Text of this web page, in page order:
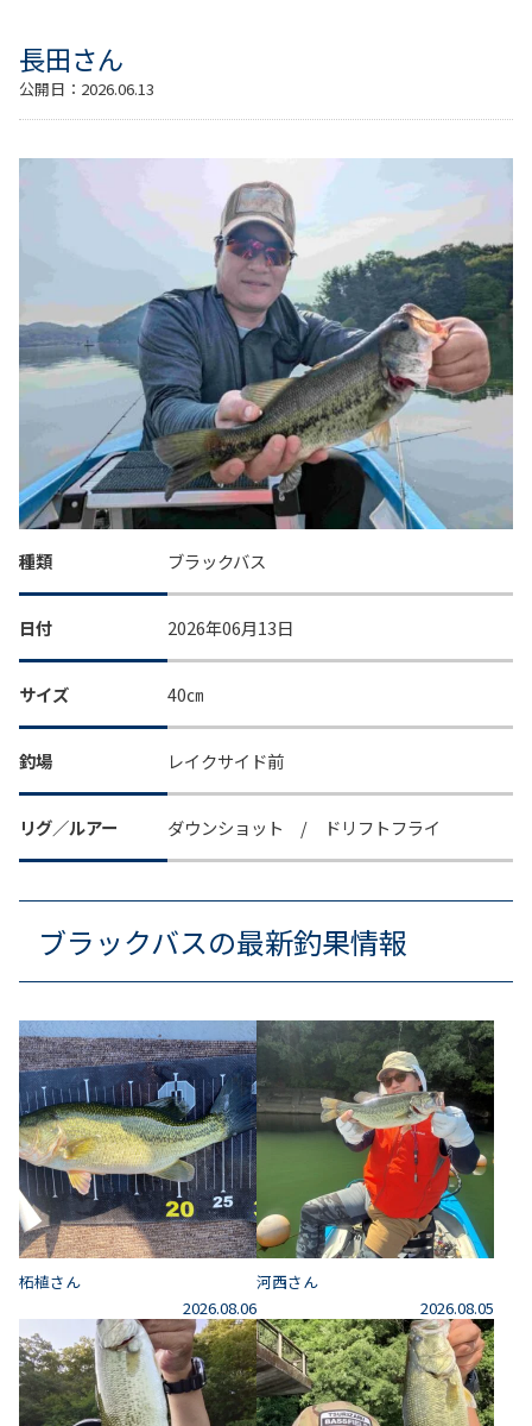
長田さん
公開日： 2026.06.13
種類 ブラックバス
日付 2026年06月13日
サイズ 40㎝
釣場 レイクサイド前
リグ／ルアー ダウンショット / ドリフトフライ
ブラックバスの最新釣果情報
柘植さん
2026.08.06
河西さん
2026.08.05